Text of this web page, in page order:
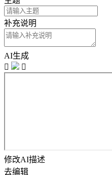
补充说明
AI生成


修改AI描述
去编辑